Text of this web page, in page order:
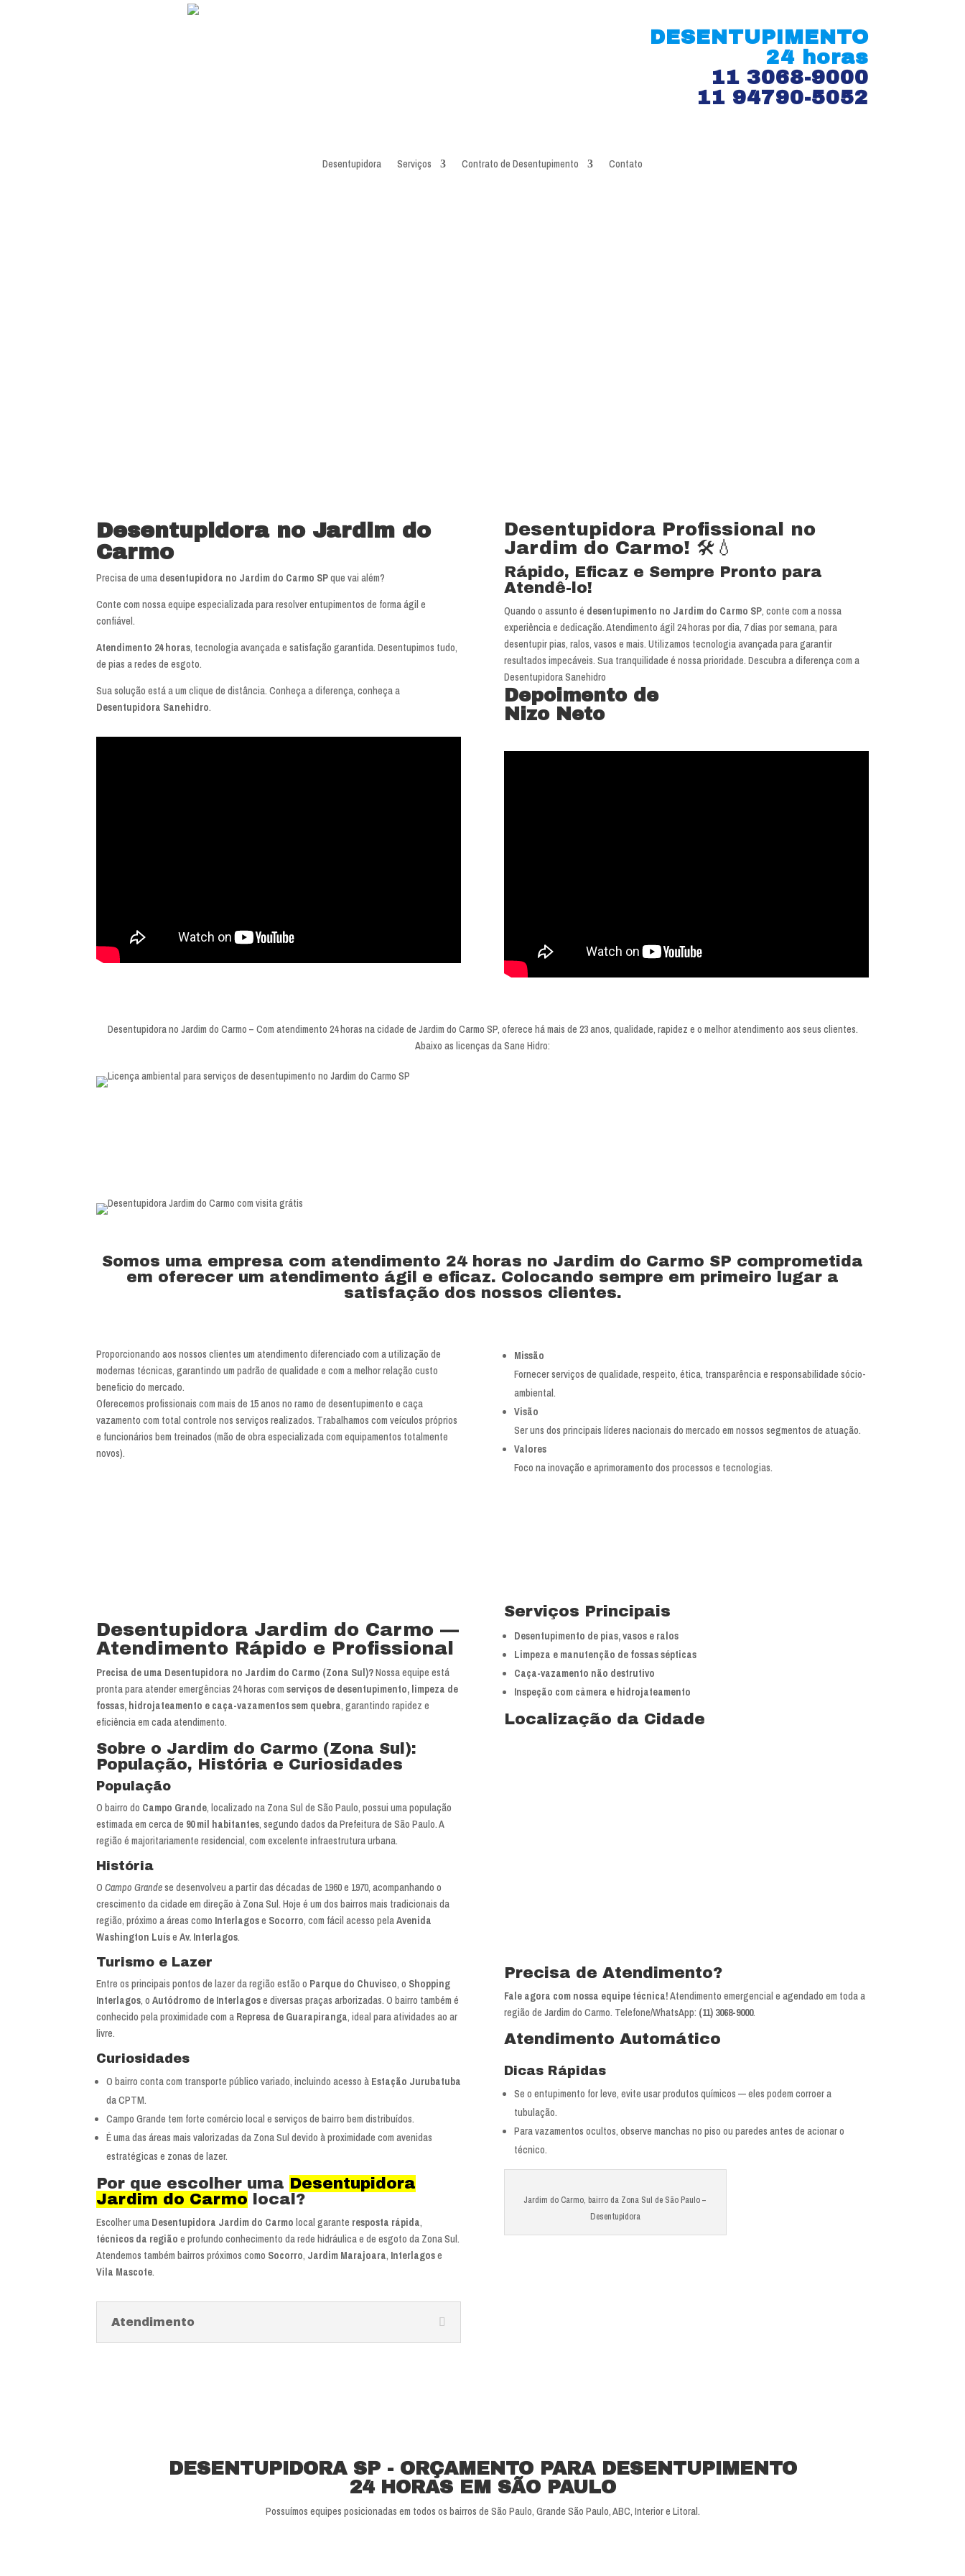
DESENTUPIMENTO
24 horas
11 3068-9000
11 94790-5052
Desentupidora Serviços Contrato de Desentupimento Contato
Desentupidora no Jardim do
Carmo
Precisa de uma desentupidora no Jardim do Carmo SPque vai além?
Conte com nossa equipe especializada para resolver entupimentos de forma ágil e
confiável.
Atendimento 24 horas, tecnologia avançada e satisfação garantida. Desentupimos tudo,
de pias a redes de esgoto.
Sua solução está a um clique de distância. Conheça a diferença, conheça a
Desentupidora Sanehidro.
Desentupidora Profissional no
Jardim do Carmo! 🛠️💧
Rápido, Eficaz e Sempre Pronto para
Atendê-lo!
Quando o assunto é desentupimento no Jardim do Carmo SP, conte com a nossa
experiência e dedicação. Atendimento ágil 24 horas por dia, 7 dias por semana, para
desentupir pias, ralos, vasos e mais. Utilizamos tecnologia avançada para garantir
resultados impecáveis. Sua tranquilidade é nossa prioridade. Descubra a diferença com a
Desentupidora Sanehidro
Depoimento de
Nizo Neto
Desentupidora no Jardim do Carmo – Com atendimento 24 horas na cidade de Jardim do Carmo SP, oferece há mais de 23 anos, qualidade, rapidez e o melhor atendimento aos seus clientes.
Abaixo as licenças da Sane Hidro:
Somos uma empresa com atendimento 24 horas no Jardim do Carmo SP comprometida
em oferecer um atendimento ágil e eficaz. Colocando sempre em primeiro lugar a
satisfação dos nossos clientes.
Proporcionando aos nossos clientes um atendimento diferenciado com a utilização de
modernas técnicas, garantindo um padrão de qualidade e com a melhor relação custo
beneficio do mercado.
Oferecemos profissionais com mais de 15 anos no ramo de desentupimento e caça
vazamento com total controle nos serviços realizados. Trabalhamos com veículos próprios
e funcionários bem treinados (mão de obra especializada com equipamentos totalmente
novos).
Missão
Fornecer serviços de qualidade, respeito, ética, transparência e responsabilidade sócio-
ambiental.
Visão
Ser uns dos principais líderes nacionais do mercado em nossos segmentos de atuação.
Valores
Foco na inovação e aprimoramento dos processos e tecnologias.
Desentupidora Jardim do Carmo —
Atendimento Rápido e Profissional
Precisa de uma Desentupidora no Jardim do Carmo (Zona Sul)?Nossa equipe está
pronta para atender emergências 24 horas comserviços de desentupimento, limpeza de
fossas, hidrojateamento e caça-vazamentos sem quebra, garantindo rapidez e
eficiência em cada atendimento.
Sobre o Jardim do Carmo (Zona Sul):
População, História e Curiosidades
População
O bairro do Campo Grande, localizado na Zona Sul de São Paulo, possui uma população
estimada em cerca de 90 mil habitantes, segundo dados da Prefeitura de São Paulo. A
região é majoritariamente residencial, com excelente infraestrutura urbana.
História
OCampo Grandese desenvolveu a partir das décadas de 1960 e 1970, acompanhando o
crescimento da cidade em direção à Zona Sul. Hoje é um dos bairros mais tradicionais da
região, próximo a áreas como Interlagose Socorro, com fácil acesso pelaAvenida
Washington LuíseAv. Interlagos.
Turismo e Lazer
Entre os principais pontos de lazer da região estão o Parque do Chuvisco, o Shopping
Interlagos, oAutódromo de Interlagose diversas praças arborizadas. O bairro também é
conhecido pela proximidade com a Represa de Guarapiranga, ideal para atividades ao ar
livre.
Curiosidades
O bairro conta com transporte público variado, incluindo acesso à Estação Jurubatuba
da CPTM.
Campo Grande tem forte comércio local e serviços de bairro bem distribuídos.
É uma das áreas mais valorizadas da Zona Sul devido à proximidade com avenidas
estratégicas e zonas de lazer.
Por que escolher uma Desentupidora
Jardim do Carmo local?
Escolher uma Desentupidora Jardim do Carmo local garante resposta rápida,
técnicos da região e profundo conhecimento da rede hidráulica e de esgoto da Zona Sul.
Atendemos também bairros próximos como Socorro, Jardim Marajoara, Interlagose
Vila Mascote.
Atendimento
Serviços Principais
Desentupimento de pias, vasos e ralos
Limpeza e manutenção de fossas sépticas
Caça-vazamento não destrutivo
Inspeção com câmera e hidrojateamento
Localização da Cidade
Precisa de Atendimento?
Fale agora com nossa equipe técnica!Atendimento emergencial e agendado em toda a
região de Jardim do Carmo. Telefone/WhatsApp: (11) 3068-9000.
Atendimento Automático
Dicas Rápidas
Se o entupimento for leve, evite usar produtos químicos — eles podem corroer a
tubulação.
Para vazamentos ocultos, observe manchas no piso ou paredes antes de acionar o
técnico.
Jardim do Carmo, bairro da Zona Sul de São Paulo –
Desentupidora
DESENTUPIDORA SP - ORÇAMENTO PARA DESENTUPIMENTO
24 HORAS EM SÃO PAULO
Possuímos equipes posicionadas em todos os bairros de São Paulo, Grande São Paulo, ABC, Interior e Litoral.